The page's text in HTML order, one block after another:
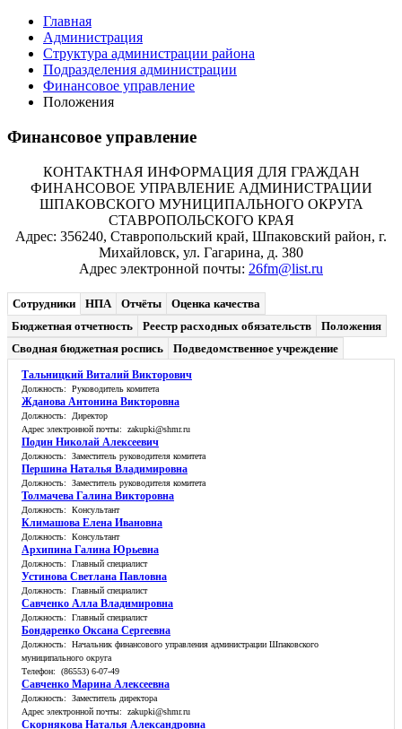
Главная
Администрация
Структура администрации района
Подразделения администрации
Финансовое управление
Положения
Финансовое управление
КОНТАКТНАЯ ИНФОРМАЦИЯ ДЛЯ ГРАЖДАН
ФИНАНСОВОЕ УПРАВЛЕНИЕ АДМИНИСТРАЦИИ
ШПАКОВСКОГО МУНИЦИПАЛЬНОГО ОКРУГА
СТАВРОПОЛЬСКОГО КРАЯ
Адрес: 356240, Ставропольский край, Шпаковский район, г.
Михайловск, ул. Гагарина, д. 380
Адрес электронной почты: 26fm@list.ru
Сотрудники НПА Отчёты
Оценка качества
Бюджетная отчетность
Реестр расходных обязательств
Положения
Сводная бюджетная роспись
Подведомственное учреждение
Тальницкий Виталий Викторович
Должность: Руководитель комитета
Жданова Антонина Викторовна
Должность: Директор
Адрес электронной почты: zakupki@shmr.ru
Подин Николай Алексеевич
Должность: Заместитель руководителя комитета
Першина Наталья Владимировна
Должность: Заместитель руководителя комитета
Толмачева Галина Викторовна
Должность: Консультант
Климашова Елена Ивановна
Должность: Консультант
Архипина Галина Юрьевна
Должность: Главный специалист
Устинова Светлана Павловна
Должность: Главный специалист
Савченко Алла Владимировна
Должность: Главный специалист
Бондаренко Оксана Сергеевна
Должность: Начальник финансового управления администрации Шпаковского
муниципального округа
Телефон: (86553) 6-07-49
Савченко Марина Алексеевна
Должность: Заместитель директора
Адрес электронной почты: zakupki@shmr.ru
Скорнякова Наталья Александровна